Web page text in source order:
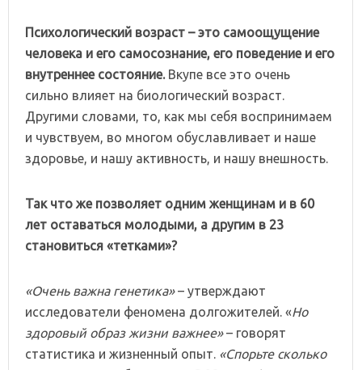
Психологический возраст – это самоощущение
человека и его самосознание, его поведение и его
внутреннее состояние.Вкупе все это очень
сильно влияет на биологический возраст.
Другими словами, то, как мы себя воспринимаем
и чувствуем, во многом обуславливает и наше
здоровье, и нашу активность, и нашу внешность.
Так что же позволяет одним женщинам и в 60
лет оставаться молодыми, а другим в 23
становиться «тетками»?
«Очень важна генетика»– утверждают
исследователи феномена долгожителей. «Но
здоровый образ жизни важнее»– говорят
статистика и жизненный опыт. «Спорьте сколько